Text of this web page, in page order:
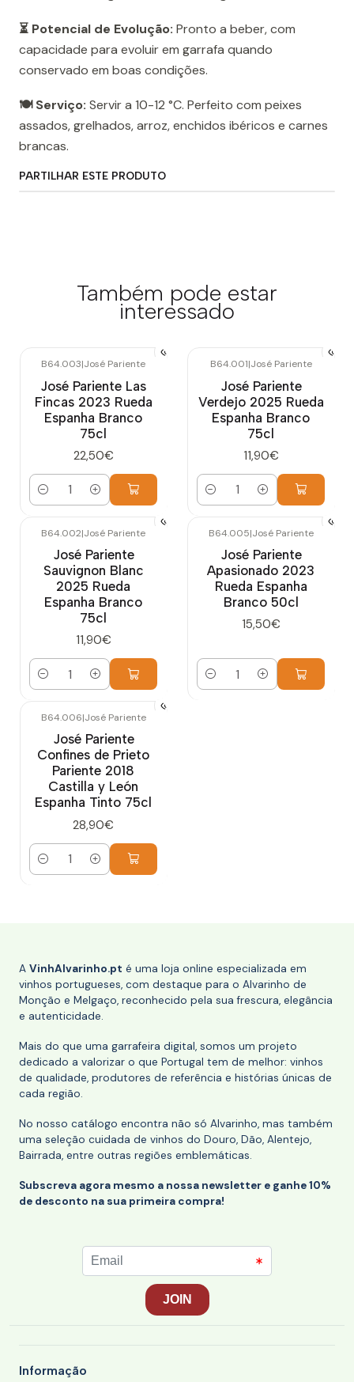
⏳ Potencial de Evolução: Pronto a beber, com
capacidade para evoluir em garrafa quando
conservado em boas condições.
🍽️ Serviço: Servir a 10-12 °C. Perfeito com peixes
assados, grelhados, arroz, enchidos ibéricos e carnes
brancas.
PARTILHAR ESTE PRODUTO
Também pode estar
interessado
B64.003|José Pariente
José Pariente Las
Fincas 2023 Rueda
Espanha Branco
75cl
22,50€
Quantidade
B64.001|José Pariente
José Pariente
Verdejo 2025 Rueda
Espanha Branco
75cl
11,90€
Quantidade
B64.002|José Pariente
José Pariente
Sauvignon Blanc
2025 Rueda
Espanha Branco
75cl
11,90€
Quantidade
B64.005|José Pariente
José Pariente
Apasionado 2023
Rueda Espanha
Branco 50cl
15,50€
Quantidade
B64.006|José Pariente
José Pariente
Confines de Prieto
Pariente 2018
Castilla y León
Espanha Tinto 75cl
28,90€
Quantidade
A VinhAlvarinho.pt é uma loja online especializada em
vinhos portugueses, com destaque para o Alvarinho de
Monção e Melgaço, reconhecido pela sua frescura, elegância
e autenticidade.
Mais do que uma garrafeira digital, somos um projeto
dedicado a valorizar o que Portugal tem de melhor: vinhos
de qualidade, produtores de referência e histórias únicas de
cada região.
No nosso catálogo encontra não só Alvarinho, mas também
uma seleção cuidada de vinhos do Douro, Dão, Alentejo,
Bairrada, entre outras regiões emblemáticas.
Subscreva agora mesmo a nossa newsletter e ganhe 10%
de desconto na sua primeira compra!
Informação